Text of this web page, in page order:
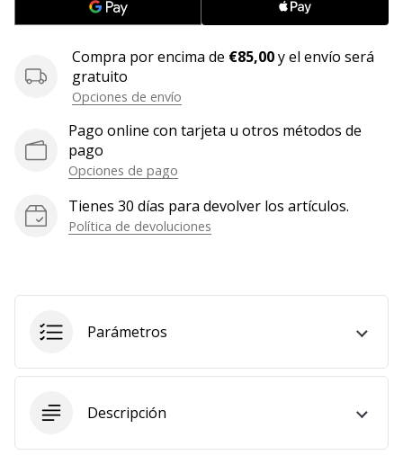
Mostrar
todos
artículos
Compra por encima de €85,00y el envío será
gratuito
Opciones de envío
Pago online con tarjeta u otros métodos de
pago
Opciones de pago
Tienes 30 días para devolver los artículos.
Política de devoluciones
Parámetros
Descripción